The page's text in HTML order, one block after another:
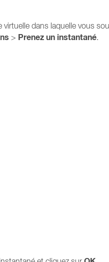
virtuelle dans laquelle vous
> Prenez un instantané.